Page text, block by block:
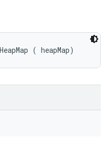
( heapMap)